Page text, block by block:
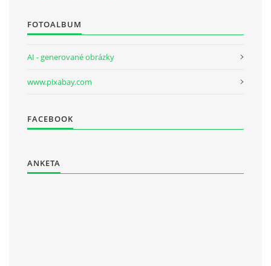
FOTOALBUM
AI - generované obrázky
www.pixabay.com
FACEBOOK
ANKETA